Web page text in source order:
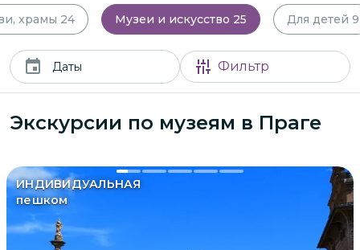
храмы 24 Музеи и искусство 25 Для детей 9
Даты Фильтр
Экскурсии по музеям в Праге
ИНДИВИДУАЛЬНАЯ
пешком